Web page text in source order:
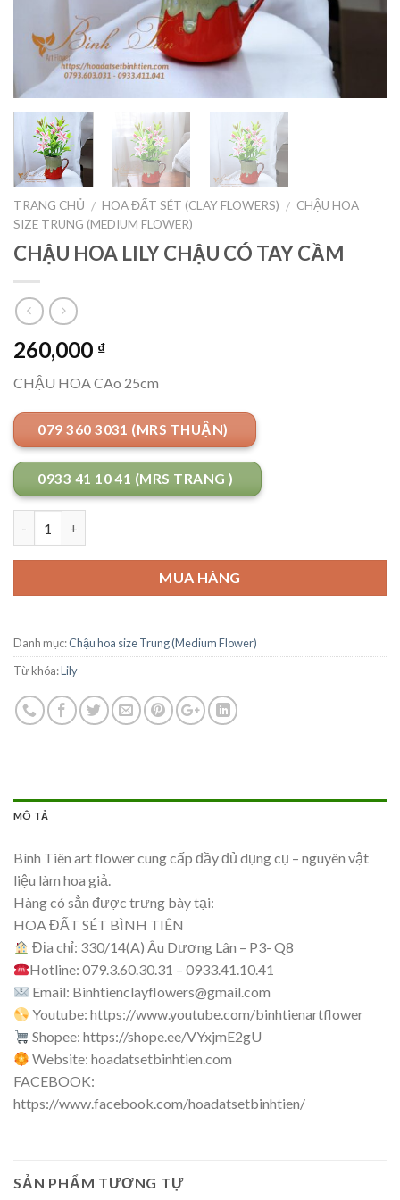
TRANG CHỦ / HOA ĐẤT SÉT (CLAY FLOWERS) / CHẬU HOA
SIZE TRUNG (MEDIUM FLOWER)
CHẬU HOA LILY CHẬU CÓ TAY CẦM
260,000 ₫
CHẬU HOA CAo 25cm
079 360 3031 (MRS THUẬN)
0933 41 10 41 (MRS TRANG )
MUA HÀNG
Danh mục:Chậu hoa size Trung (Medium Flower)
Từ khóa:Lily
MÔ TẢ
Bình Tiên art flower cung cấp đầy đủ dụng cụ – nguyên vật
liệu làm hoa giả.
Hàng có sẳn được trưng bày tại:
HOA ĐẤT SÉT BÌNH TIÊN
Địa chỉ: 330/14(A) Âu Dương Lân – P3- Q8
Hotline: 079.3.60.30.31 – 0933.41.10.41
Email: Binhtienclayflowers@gmail.com
Youtube: https://www.youtube.com/binhtienartflower
Shopee: https://shope.ee/VYxjmE2gU
Website: hoadatsetbinhtien.com
FACEBOOK:
https://www.facebook.com/hoadatsetbinhtien/
SẢN PHẨM TƯƠNG TỰ